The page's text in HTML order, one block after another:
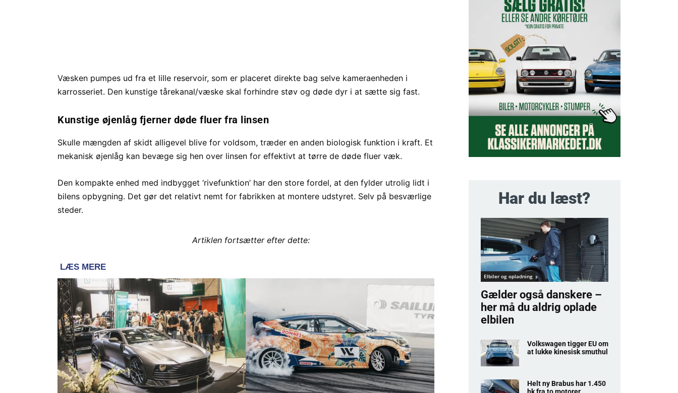
Væsken pumpes ud fra et lille reservoir, som er placeret direkte bag selve kameraenheden i
karrosseriet. Den kunstige tårekanal/væske skal forhindre støv og døde dyr i at sætte sig fast.
Kunstige øjenlåg fjerner døde fluer fra linsen
Skulle mængden af skidt alligevel blive for voldsom, træder en anden biologisk funktion i kraft. Et
mekanisk øjenlåg kan bevæge sig hen over linsen for effektivt at tørre de døde fluer væk.
Den kompakte enhed med indbygget ‘rivefunktion’ har den store fordel, at den fylder utrolig lidt i
bilens opbygning. Det gør det relativt nemt for fabrikken at montere udstyret. Selv på besværlige
steder.
Artiklen fortsætter efter dette:
Har du læst?
Elbiler og opladning
Gælder også danskere –
her må du aldrig oplade
elbilen
Volkswagen tigger EU om
at lukke kinesisk smuthul
Helt ny Brabus har 1.450
hk fra to motorer